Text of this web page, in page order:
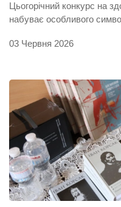
Цьогорічний конкурс на
набуває особливого
03 Червня 2026